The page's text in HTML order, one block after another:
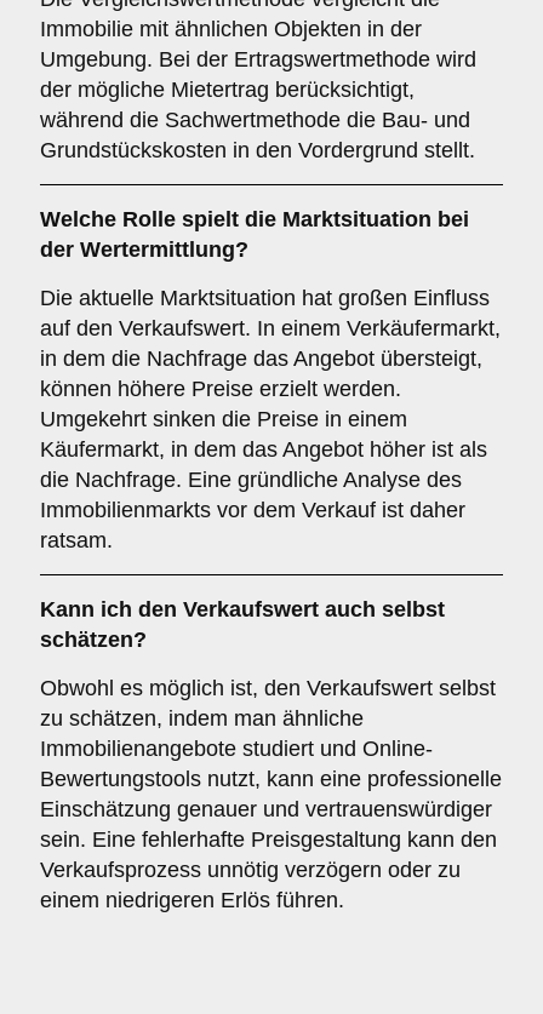
Immobilie mit ähnlichen Objekten in der
Umgebung. Bei der Ertragswertmethode wird
der mögliche Mietertrag berücksichtigt,
während die Sachwertmethode die Bau- und
Grundstückskosten in den Vordergrund stellt.
Welche Rolle spielt die Marktsituation bei
der Wertermittlung?
Die aktuelle Marktsituation hat großen Einfluss
auf den Verkaufswert. In einem Verkäufermarkt,
in dem die Nachfrage das Angebot übersteigt,
können höhere Preise erzielt werden.
Umgekehrt sinken die Preise in einem
Käufermarkt, in dem das Angebot höher ist als
die Nachfrage. Eine gründliche Analyse des
Immobilienmarkts vor dem Verkauf ist daher
ratsam.
Kann ich den Verkaufswert auch selbst
schätzen?
Obwohl es möglich ist, den Verkaufswert selbst
zu schätzen, indem man ähnliche
Immobilienangebote studiert und Online-
Bewertungstools nutzt, kann eine professionelle
Einschätzung genauer und vertrauenswürdiger
sein. Eine fehlerhafte Preisgestaltung kann den
Verkaufsprozess unnötig verzögern oder zu
einem niedrigeren Erlös führen.